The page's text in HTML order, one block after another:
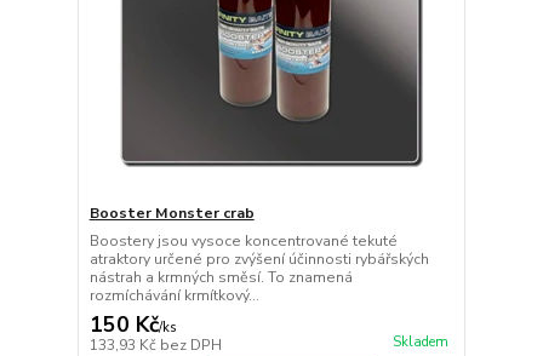
Booster Monster crab
Boostery jsou vysoce koncentrované tekuté
atraktory určené pro zvýšení účinnosti rybářských
nástrah a krmných směsí. To znamená
rozmíchávání krmítkový...
150 Kč/ks
133,93 Kč bez DPH Skladem